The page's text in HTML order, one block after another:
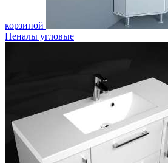
корзиной
Пеналы угловые